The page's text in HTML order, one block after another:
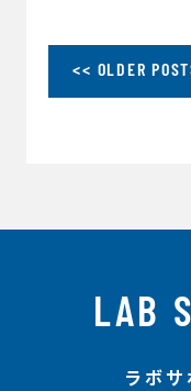
<< OLDER
LAB
ラボ